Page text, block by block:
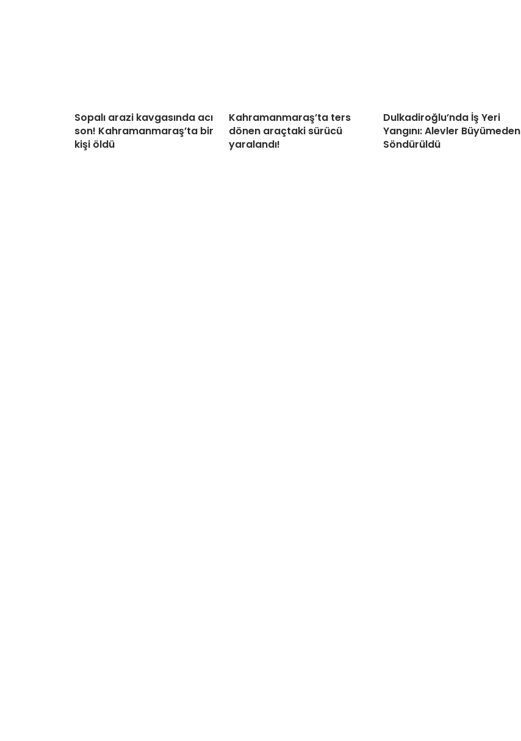
Sopalı arazi kavgasında acı
son! Kahramanmaraş’ta bir
kişi öldü
Kahramanmaraş’ta ters
dönen araçtaki sürücü
yaralandı!
Dulkadiroğlu’nda İş Yeri
Yangını: Alevler Büyümeden
Söndürüldü